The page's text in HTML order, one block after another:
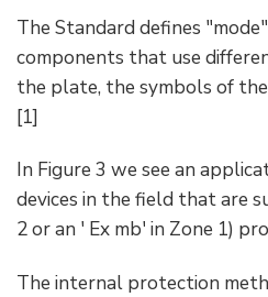
The Standard defines
components that use
the plate, the symbols of
[1]
In Figure 3 we see an
devices in the field that are
2 or an ' Ex mb' in Zone 1)
The internal protection